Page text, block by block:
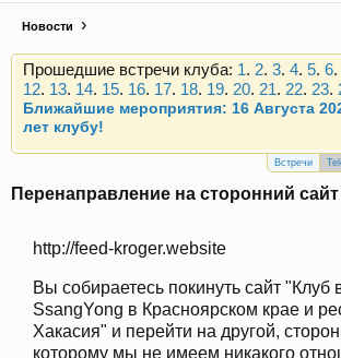
Новости
Прошедшие встречи клуба:
12.13.14.15.16.17.18.19.20.21.22.23.
Ближайшие мероприятия: 16 Августа
лет клубу!
Внимание, новые участники нашего
Чип-тюнинг (прошивка)
Прошедшие встречи клуба:1.2. 3 4.5.6 .
12.13.14.15. 16.17.18.19.20. 21.22 .23.
Ближайшие мероприятия: 16 Августа
лет клубу!
Встречи
Перенаправление на сторонний сайт
http://feed-kroger.website
Вы собираетесь покинуть сайт "Клуб
SsangYong в Красноярском крае и
Хакасия" и перейти на другой,
которому мы не имеем никакого